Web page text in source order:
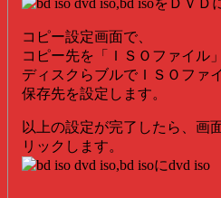
コピー設定画面で、
コピー先を「ＩＳＯファイル
ディスクらブルでＩＳＯファ
保存先を設定します。
以上の設定が完了したら、画
リックします。